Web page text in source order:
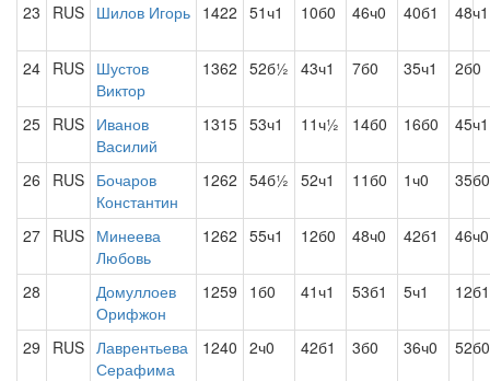
23 RUS Шилов Игорь 1422 51ч1 10б0 46ч0 40б1 48ч1
24 RUS Шустов
Виктор
1362 52б½ 43ч1 7б0 35ч1 2б0
25 RUS Иванов
Василий
1315 53ч1 11ч½ 14б0 16б0 45ч1
26 RUS Бочаров
Константин
1262 54б½ 52ч1 11б0 1ч0 35б0
27 RUS Минеева
Любовь
1262 55ч1 12б0 48ч0 42б1 46ч0
28
Домуллоев
Орифжон
1259 1б0 41ч1 53б1 5ч1 12б1
29 RUS Лаврентьева
Серафима
1240 2ч0 42б1 3б0 36ч0 52б0